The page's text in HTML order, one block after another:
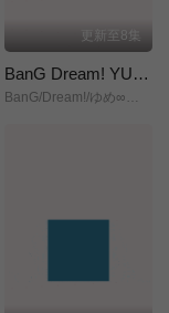
更新至8集
BanG Dream! YUME∞MITA
BanG/Dream!/ゆめ∞みた/